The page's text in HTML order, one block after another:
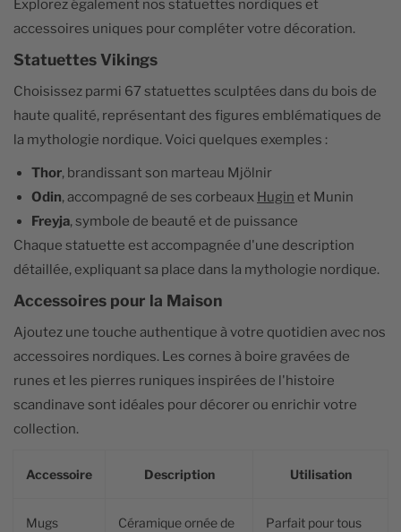
Explorez également nos statuettes nordiques et
accessoires uniques pour compléter votre décoration.
Statuettes Vikings
Choisissez parmi 67 statuettes sculptées dans du bois de
haute qualité, représentant des figures emblématiques de
la mythologie nordique. Voici quelques exemples :
Thor, brandissant son marteau Mjölnir
Odin, accompagné de ses corbeaux Hugin et Munin
Freyja, symbole de beauté et de puissance
Chaque statuette est accompagnée d'une description
détaillée, expliquant sa place dans la mythologie nordique.
Accessoires pour la Maison
Ajoutez une touche authentique à votre quotidien avec nos
accessoires nordiques. Les cornes à boire gravées de
runes et les pierres runiques inspirées de l'histoire
scandinave sont idéales pour décorer ou enrichir votre
collection.
Accessoire Description Utilisation
Mugs Céramique ornée de Parfait pour tous